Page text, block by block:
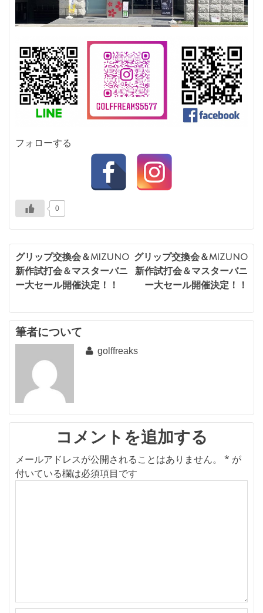
フォローする
0
投
稿
ビ
ゲ
ー
シ
ョ
ン
グリップ交換会＆mizuno
新作試打会＆マスターバニ
ー大セール開催決定！！
グリップ交換会＆mizuno
新作試打会＆マスターバニ
ー大セール開催決定！！
筆者について
golffreaks
コメントを追加する
メールアドレスが公開されることはありません。 * が
付いている欄は必須項目です